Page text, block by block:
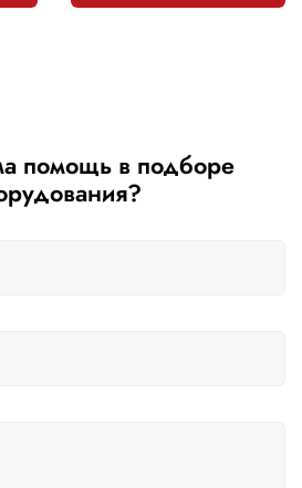
помощь в подборе